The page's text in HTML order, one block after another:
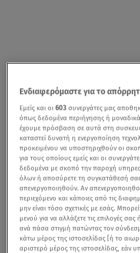
Ενδιαφερόμαστε για το
Εμείς και οι603 συνεργάτες μας
όπως δεδομένα περιήγησης ή μοναδικά
έχουμε πρόσβαση σε αυτά στη
καταστεί δυνατή η ενεργοποίηση
προκειμένου να υποστηριχθούν οι
για τους οποίους εμείς και οι
δεδομένα με σκοπό την παροχή
όλων ή αποσύρετε τη συγκατάθεσή
απενεργοποιηθούν. Αν
περιεχόμενο και κάποιες από τις
μην είναι τόσο σχετικές με εσάς.
μενού για να αλλάξετε τις επιλογές
ανά πάσα στιγμή πατώντας τον
κάτω μέρος της ιστοσελίδας [ή το
αριστερό μέρος της ιστοσελίδας, εάν